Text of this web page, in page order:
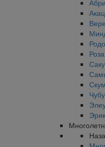
Роза